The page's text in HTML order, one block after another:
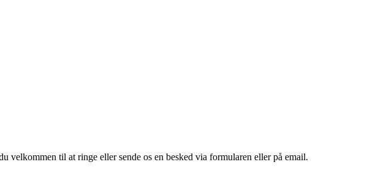
velkommen til at ringe eller sende os en besked via formularen eller på email.